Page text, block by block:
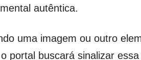
autêntica.
uma imagem ou outro
portal buscará sinalizar